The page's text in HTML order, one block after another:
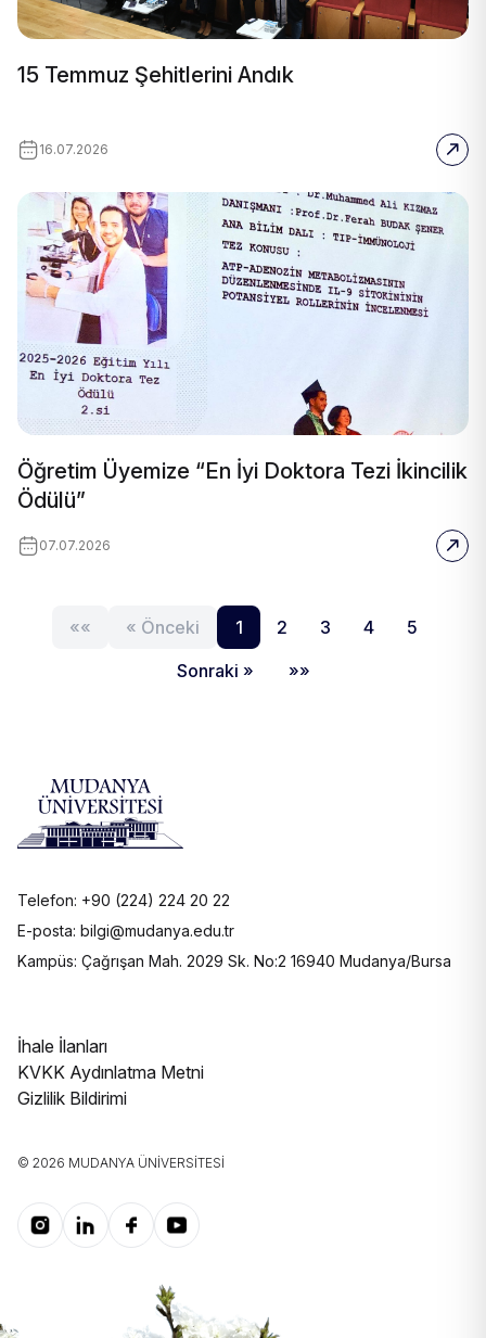
15 Temmuz Şehitlerini Andık
16.07.2026
Öğretim Üyemize “En İyi Doktora Tezi İkincilik
Ödülü”
07.07.2026
«« « Önceki 1 2 3 4
5
Sonraki »
»»
Telefon: +90 (224) 224 20 22
E-posta: bilgi@mudanya.edu.tr
Kampüs: Çağrışan Mah. 2029 Sk. No:2 16940 Mudanya/Bursa
İhale İlanları
KVKK Aydınlatma Metni
Gizlilik Bildirimi
© 2026 MUDANYA ÜNIVERSITESI